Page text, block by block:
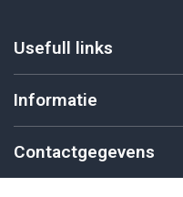
Usefull links
Informatie
Contactgegevens